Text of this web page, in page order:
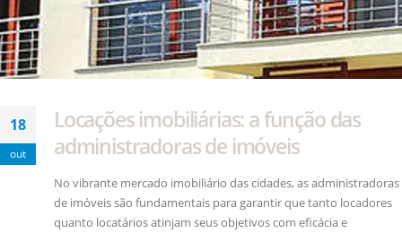
18
out
Locações imobiliárias: a função das
administradoras de imóveis
No vibrante mercado imobiliário das cidades, as administradoras
de imóveis são fundamentais para garantir que tanto locadores
quanto locatários atinjam seus objetivos com eficácia e